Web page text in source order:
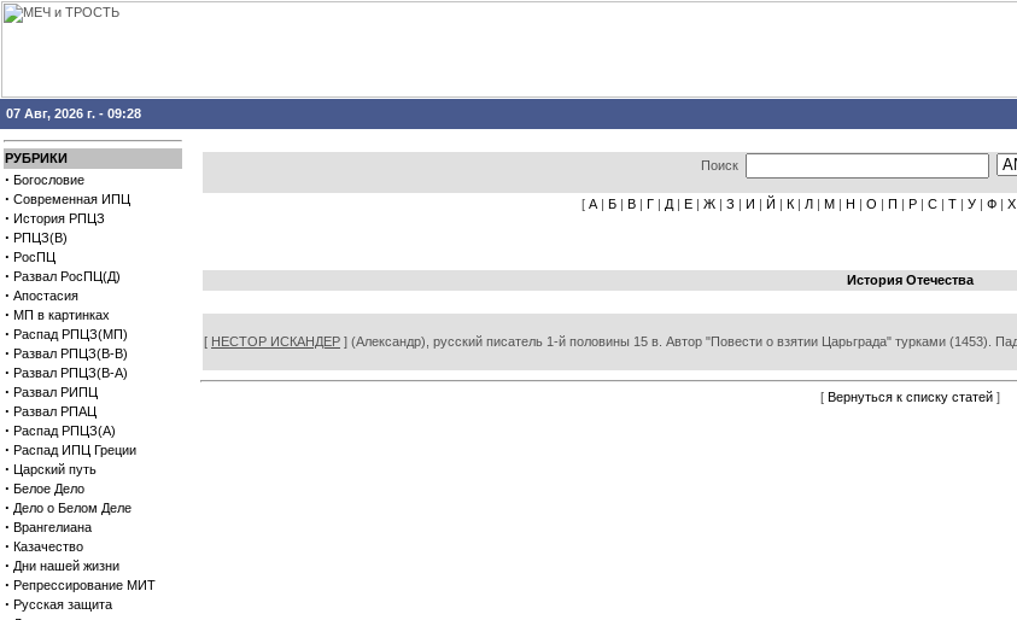
07 Авг, 2026 г. - 09:28
РУБРИКИ
· Богословие
· Современная ИПЦ
· История РПЦЗ
· РПЦЗ(В)
· РосПЦ
· Развал РосПЦ(Д)
· Апостасия
· МП в картинках
· Распад РПЦЗ(МП)
· Развал РПЦЗ(В-В)
· Развал РПЦЗ(В-А)
· Развал РИПЦ
· Развал РПАЦ
· Распад РПЦЗ(А)
· Распад ИПЦ Греции
· Царский путь
· Белое Дело
· Дело о Белом Деле
· Врангелиана
· Казачество
· Дни нашей жизни
· Репрессирование МИТ
· Русская защита
Поиск
[ А | Б | В | Г | Д | Е | Ж | З | И | Й | К | Л | М | Н | О | П | Р | С | Т | У | Ф | Х
История Отечества
[ НЕСТОР ИСКАНДЕР ] (Александр), русский писатель 1-й половины 15 в. Автор "Повести о взятии Царьграда" турками (1453).
[ Вернуться к списку статей]